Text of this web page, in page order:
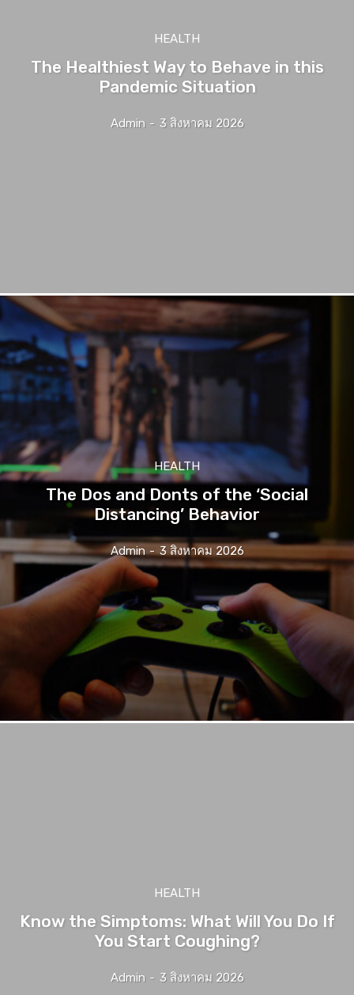
HEALTH
The Healthiest Way to Behave in this
Pandemic Situation
Admin - 3 สิงหาคม 2026
HEALTH
The Dos and Donts of the ‘Social
Distancing’ Behavior
Admin - 3 สิงหาคม 2026
HEALTH
Know the Simptoms: What Will You Do If
You Start Coughing?
Admin - 3 สิงหาคม 2026